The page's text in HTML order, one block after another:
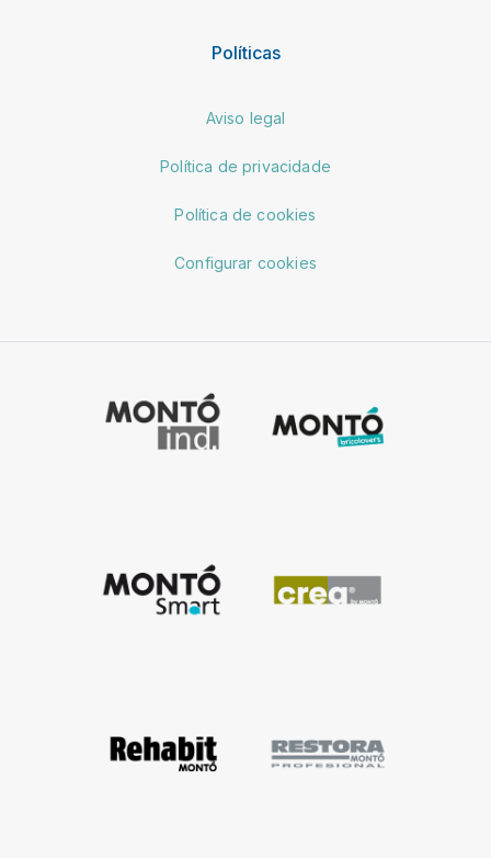
Políticas
Aviso legal
Política de privacidade
Política de cookies
Configurar cookies